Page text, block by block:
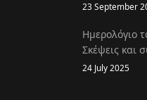
23 September
Ημερολόγιο
Σκέψεις και
24 July 2025